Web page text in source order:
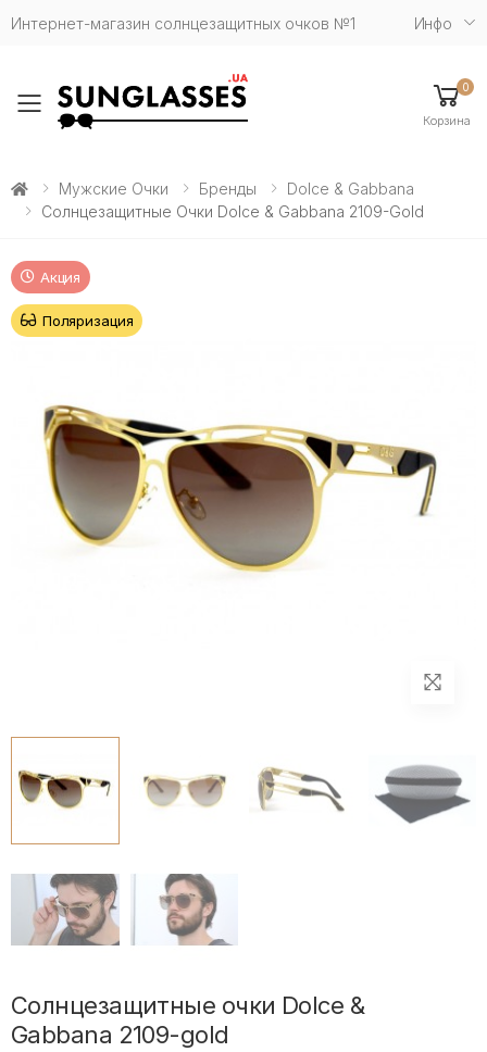
Интернет-магазин солнцезащитных очков №1 Инфо
Toggle mobile menu
0
Корзина
Мужские Очки Бренды
Dolce & Gabbana
Солнцезащитные Очки Dolce & Gabbana 2109-Gold
Акция
Поляризация
Солнцезащитные очки Dolce &
Gabbana 2109-gold